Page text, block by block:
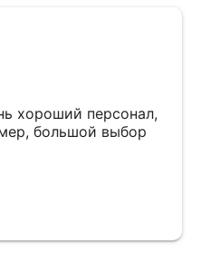
хороший персонал,
большой выбор